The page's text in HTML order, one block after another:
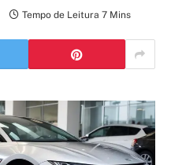
Tempo de Leitura 7 Mins